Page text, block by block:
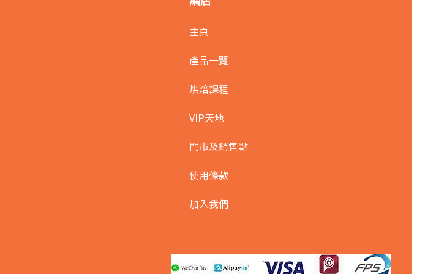
主頁
產品一覽
烘焙課程
VIP天地
門市及銷售點
使用條款
加入我們